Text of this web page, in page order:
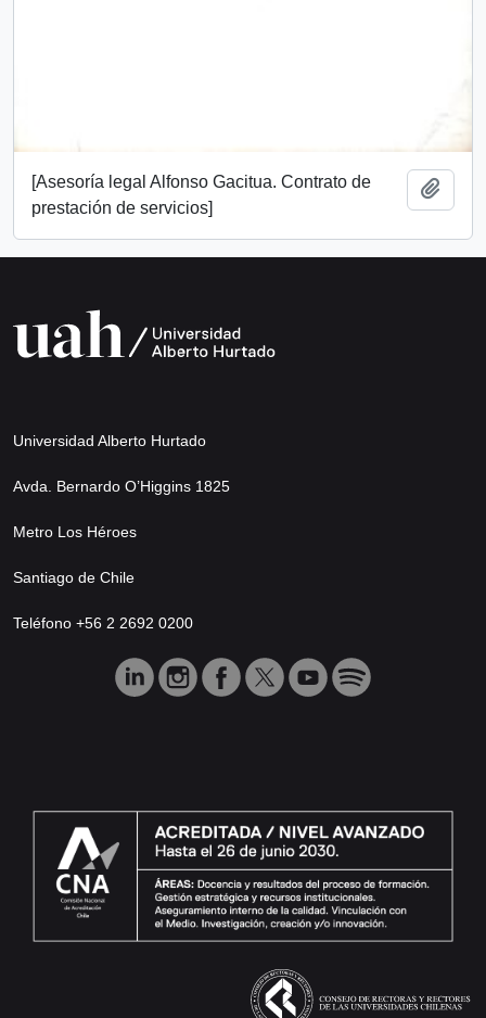
[Asesoría legal Alfonso Gacitua. Contrato de
prestación de servicios]
Universidad Alberto Hurtado
Avda. Bernardo O’Higgins 1825
Metro Los Héroes
Santiago de Chile
Teléfono +56 2 2692 0200